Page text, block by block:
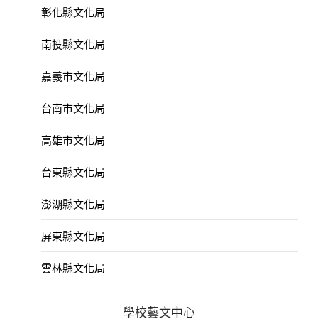
彰化縣文化局
南投縣文化局
嘉義市文化局
台南市文化局
高雄市文化局
台東縣文化局
澎湖縣文化局
屏東縣文化局
雲林縣文化局
學校藝文中心